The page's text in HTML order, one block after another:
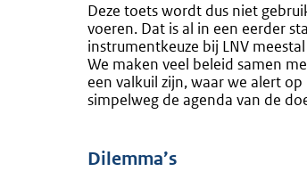
Deze toets wordt dus niet
voeren. Dat is al in een eerder
instrumentkeuze bij LNV
We maken veel beleid samen
een valkuil zijn, waar we alert
simpelweg de agenda van de
Dilemma’s